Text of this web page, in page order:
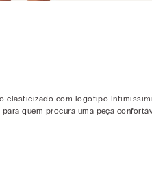
elasticizado com logótipo Intimissimi.
quem procura uma peça